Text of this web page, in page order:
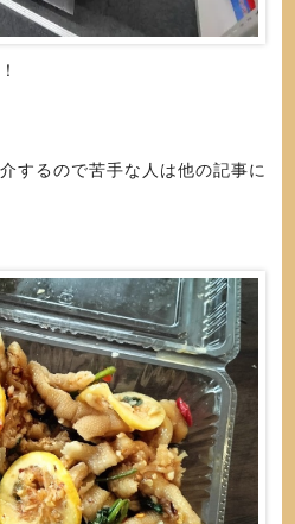
するので苦手な人は他の記事に